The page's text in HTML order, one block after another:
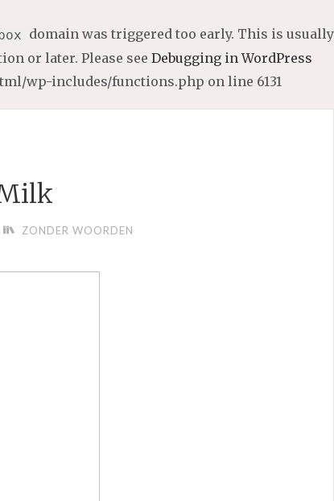
domain was triggered too early. This is usually
or later. Please see Debugging in WordPress
wp-includes/functions.php on line 6131
ZONDER WOORDEN